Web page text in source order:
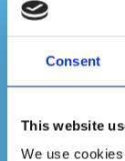
Consent
This website
We use